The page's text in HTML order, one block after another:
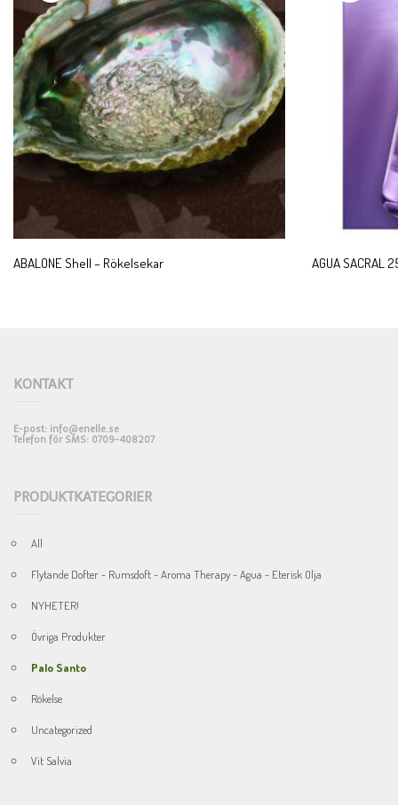
ABALONE Shell – Rökelsekar AGUA SACRAL
KONTAKT
E-post: info@enelle.se
Telefon för SMS: 0709-408207
PRODUKTKATEGORIER
All
Flytande Dofter - Rumsdoft - Aroma Therapy - Agua - Eterisk Olja
NYHETER!
Övriga Produkter
Palo Santo
Rökelse
Uncategorized
Vit Salvia